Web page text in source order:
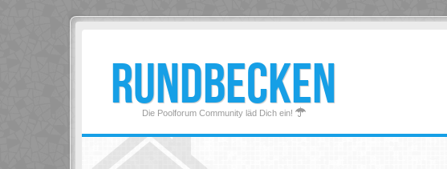
RUNDBECKEN
Die Poolforum Community läd Dich ein!